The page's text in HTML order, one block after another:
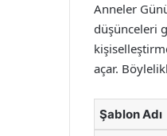
Anneler
düşünceleri
açar.
Şablon Adı